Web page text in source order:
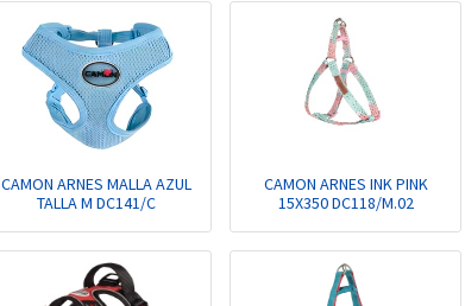
CAMON ARNES MALLA AZUL
TALLA M DC141/C
CAMON ARNES INK PINK
15X350 DC118/M.02